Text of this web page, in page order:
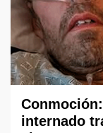
internado